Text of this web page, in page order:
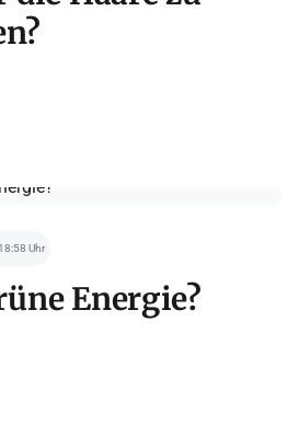
Uhr
Energie?